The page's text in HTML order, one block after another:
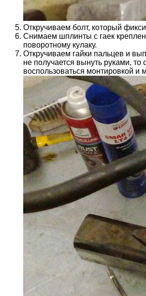
Откручиваем болт, который
Снимаем шплинты с гаек
поворотному кулаку.
Откручиваем гайки пальцев и
не получается вынуть руками, то
воспользоваться монтировкой и